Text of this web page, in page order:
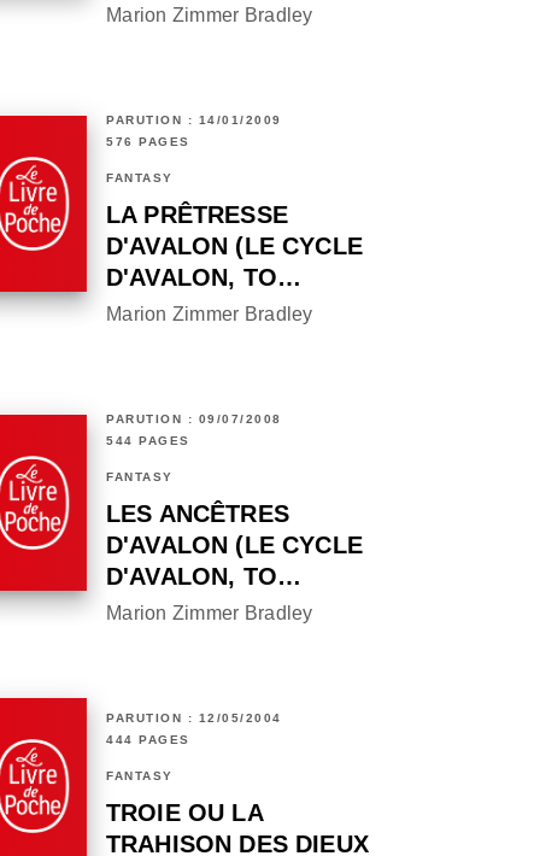
Marion Zimmer Bradley
PARUTION : 14/01/2009
576 PAGES
FANTASY
LA PRÊTRESSE
D'AVALON (LE CYCLE
D'AVALON, TO…
Marion Zimmer Bradley
PARUTION : 09/07/2008
544 PAGES
FANTASY
LES ANCÊTRES
D'AVALON (LE CYCLE
D'AVALON, TO…
Marion Zimmer Bradley
PARUTION : 12/05/2004
444 PAGES
FANTASY
TROIE OU LA
TRAHISON DES DIEUX